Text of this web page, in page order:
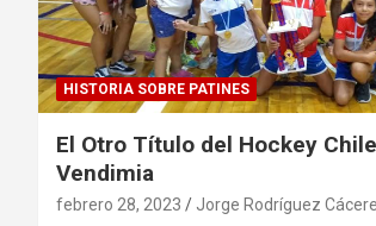
HISTORIA SOBRE PATINES
El Otro Título del Hockey
Vendimia
febrero 28, 2023 Jorge Rodríguez